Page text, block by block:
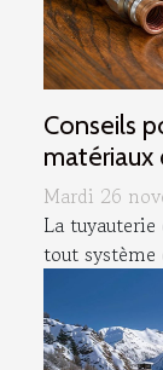
Conseils
matériaux
Mardi 26
La
tout système